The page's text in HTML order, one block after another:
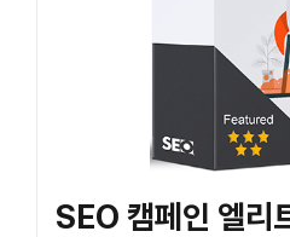
SEO 캠페인 엘리